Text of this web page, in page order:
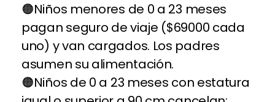
Niños menores de 0 a 23 meses
pagan seguro de viaje ($69000 cada
uno) y van cargados. Los padres
asumen su alimentación.
Niños de 0 a 23 meses con estatura